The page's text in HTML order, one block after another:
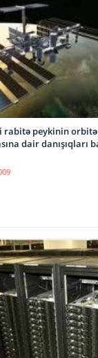
rabitə peykinin orbitə
dair danışıqları